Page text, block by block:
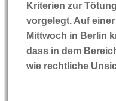
Kriterien zur
vorgelegt. Auf
Mittwoch in Berlin
dass in dem
wie rechtliche